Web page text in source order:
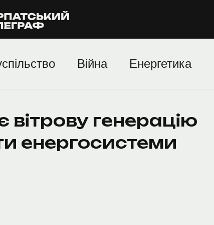
Війна Енергетика
генерацію
енергосистеми